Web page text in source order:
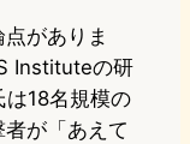
がありま
Instituteの研
18名規模の
が「あえて